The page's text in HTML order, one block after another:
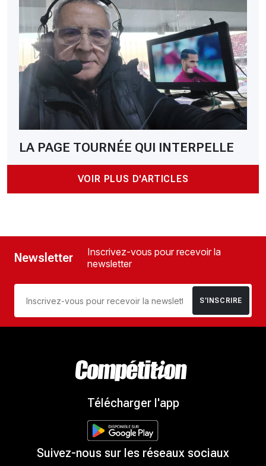
LA PAGE TOURNÉE QUI INTERPELLE
VOIR PLUS D'ARTICLES
Newsletter
Inscrivez-vous pour recevoir la
newsletter
S’INSCRIRE
Télécharger l'app
Suivez-nous sur les réseaux sociaux